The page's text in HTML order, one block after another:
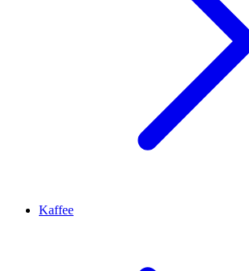
Kaffee